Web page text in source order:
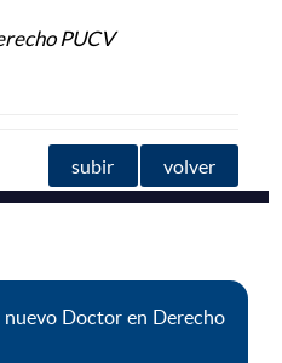
PUCV
subir volver
nuevo Doctor en Derecho